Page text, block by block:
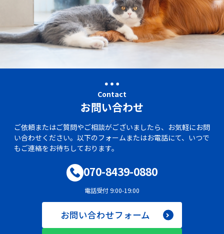
Contact
お問い合わせ
ご依頼またはご質問やご相談がございましたら、お気軽にお問
い合わせください。以下のフォームまたはお電話にて、いつで
もご連絡をお待ちしております。
070-8439-0880
電話受付 9:00-19:00
お問い合わせフォーム